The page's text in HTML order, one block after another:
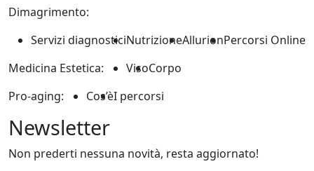
Dimagrimento:
Servizi diagnosticiNutrizioneAllurionPercorsi Online
Medicina Estetica:
VisoCorpo
Pro-aging:
Cos’èI percorsi
Newsletter
Non prederti nessuna novità, resta aggiornato!